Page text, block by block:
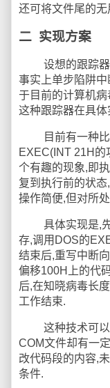
还可将文件尾的
二 实现方案
设想的跟踪器
事实上单步陷阱
于目前的计算机
这种跟踪器在具
目前有一种比
EXEC(INT 21H的
个有趣的现象,即
复到执行前的状
操作简便,但对所
具体实现是,先
存,调用DOS的
结束后,重写中断
偏移100H上的代
后,在知晓病毒长
工作结束.
这种技术可以
COM文件却有一
改代码段的内容,
条件.